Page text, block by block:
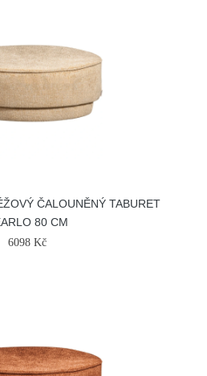
ČALOUNĚNÝ TABURET
80 CM
6098 Kč